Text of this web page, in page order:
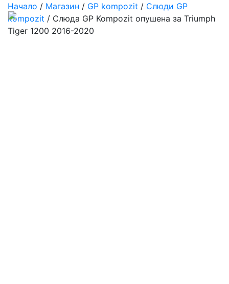
Начало / Магазин / GP kompozit / Слюди GP
kompozit / Слюда GP Kompozit опушена за Triumph
Tiger 1200 2016-2020